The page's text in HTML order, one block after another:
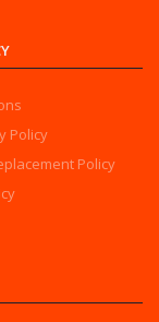
Policy
Replacement Policy